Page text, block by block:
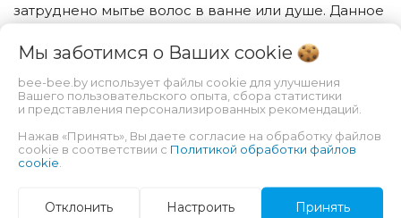
затруднено мытье волос в ванне или душе. Данное
походный душ, походный шампунь на природе, на
рыбалке, в путешествиях, в полевых условиях или
при отключении воды. Можно взять с собой в
поездку на поезде или в дальнюю дорогу на
машине. Флакон с пенообразователем облегчает
нанесение препарата, делая этот шампунь без
Мы заботимся о Ваших cookie
bee-bee.by использует файлы cookie для улучшения
Вашего пользовательского опыта, сбора статистики
и представления персонализированных рекомендаций.
Нажав «Принять», Вы даете согласие на обработку файлов
cookie в соответствии с Политикой обработки файлов
cookie
Отклонить Настроить Принять